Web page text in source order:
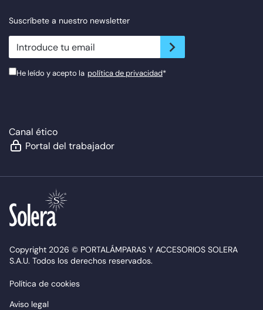
Suscríbete a nuestro newsletter
newsletter.suscribe
He leído y acepto la política de privacidad*
Canal ético
Portal del trabajador
Copyright 2026 © PORTALÁMPARAS Y ACCESORIOS SOLERA
S.A.U. Todos los derechos reservados.
Política de cookies
Aviso legal